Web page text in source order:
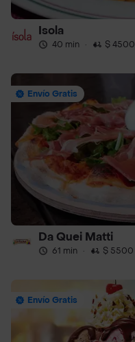
Isola
40 min · $ 4500
Envío Gratis
Da Quei Matti
61 min · $ 5500
Envío Gratis